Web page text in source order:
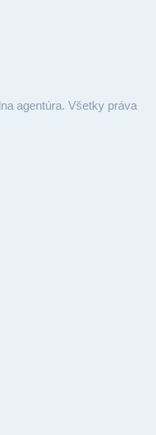
agentúra. Všetky práva